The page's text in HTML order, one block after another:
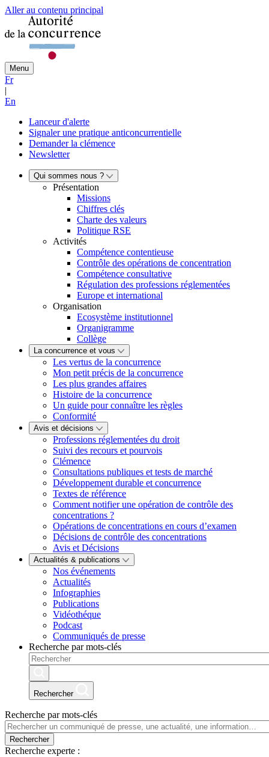
Aller au contenu principal
Menu
Fr
|
En
Lanceur d'alerte
Signaler une pratique anticoncurrentielle
Demander la clémence
Newsletter
Qui sommes nous ?
Présentation
Missions
Chiffres clés
Charte des valeurs
Politique RSE
Activités
Compétence contentieuse
Contrôle des opérations de concentration
Compétence consultative
Régulation des professions réglementées
Europe et international
Organisation
Ecosystème institutionnel
Organigramme
Collège
La concurrence et vous
Les vertus de la concurrence
Mon petit précis de la concurrence
Les plus grandes affaires
Histoire de la concurrence
Un guide pour connaître les règles
Conformité
Avis et décisions
Professions réglementées du droit
Suivi des recours et pourvois
Clémence
Consultations publiques et tests de marché
Développement durable et concurrence
Textes de référence
Comment notifier une opération de contrôle des
concentrations ?
Opérations de concentrations en cours d’examen
Décisions de contrôle des concentrations
Avis et Décisions
Actualités & publications
Nos événements
Actualités
Infographies
Publications
Vidéothéque
Podcast
Communiqués de presse
Recherche par mots-clés
Rechercher
Recherche par mots-clés
Rechercher
Recherche experte :